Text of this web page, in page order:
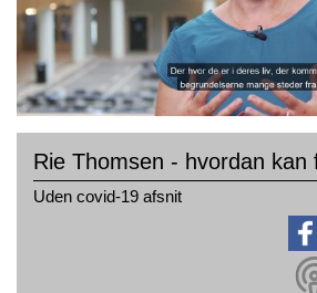
Rie Thomsen - hvordan
Uden covid-19 afsnit